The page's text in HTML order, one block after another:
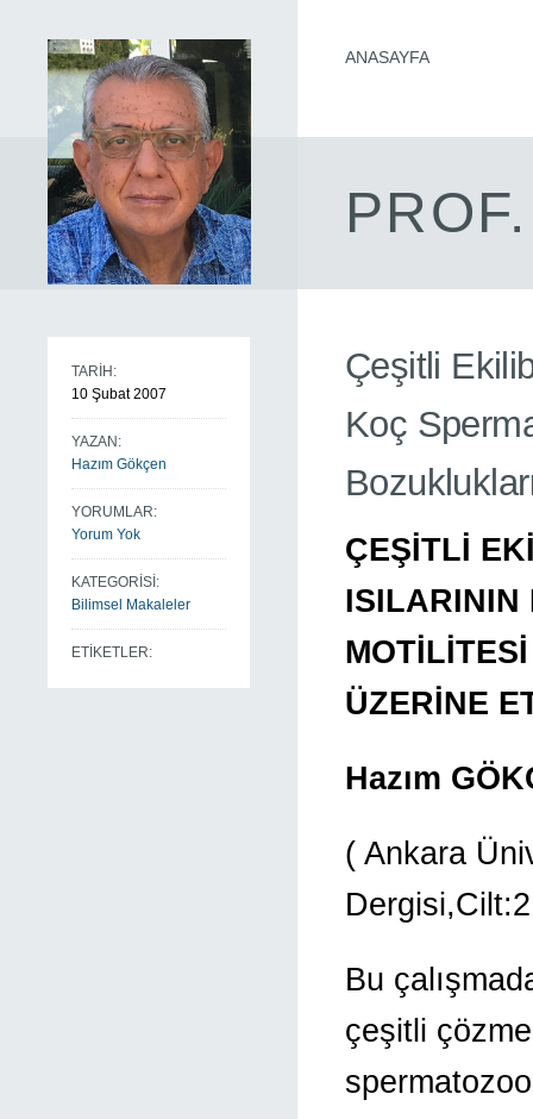
ANASAYFA
TARİH:
10 Şubat 2007
YAZAN:
Hazım Gökçen
YORUMLAR:
Yorum Yok
KATEGORİSİ:
Bilimsel Makaleler
ETİKETLER:
Çeşitli
Koç
ÇEŞİTLİ
ISILARININ
ÜZERİNE
Hazım
( Ankara
Bu
çeşitli çözme